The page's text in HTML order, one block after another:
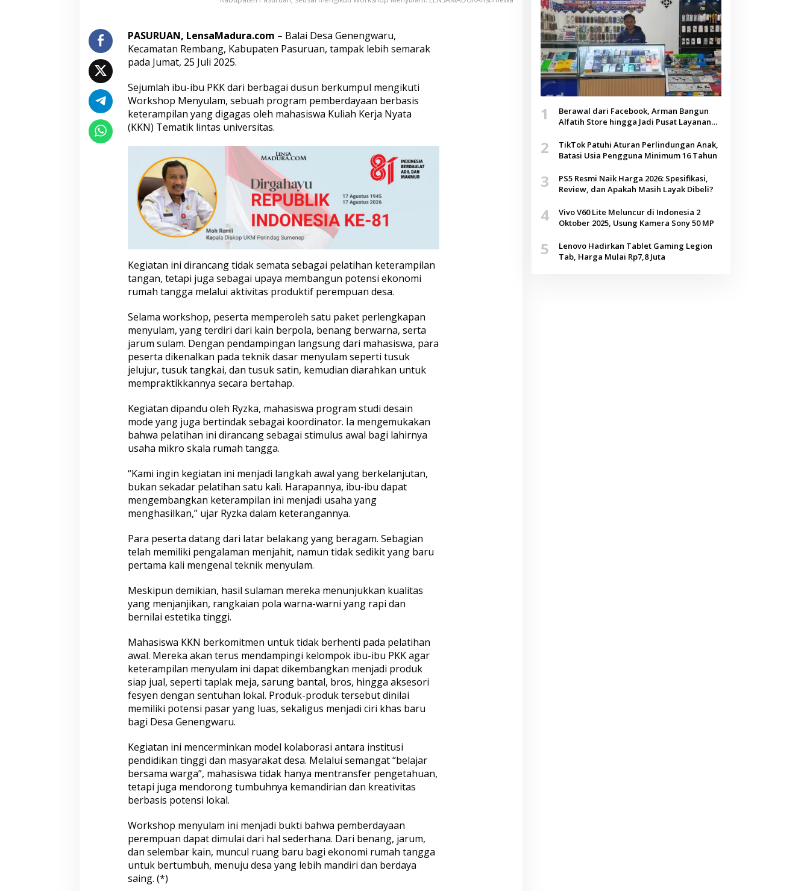
P
e
m
b
r
a
y
a
P
e
r
e
m
p
u
a
n
e
s
a
i
P
a
s
u
r
u
a
PASURUAN, LensaMadura.com – Balai Desa Genengwaru,
Kecamatan Rembang, Kabupaten Pasuruan, tampak lebih semarak
pada Jumat, 25 Juli 2025.
Sejumlah ibu-ibu PKK dari berbagai dusun berkumpul mengikuti
Workshop Menyulam, sebuah program pemberdayaan berbasis
keterampilan yang digagas oleh mahasiswa Kuliah Kerja Nyata
(KKN) Tematik lintas universitas.
Kegiatan ini dirancang tidak semata sebagai pelatihan keterampilan
tangan, tetapi juga sebagai upaya membangun potensi ekonomi
rumah tangga melalui aktivitas produktif perempuan desa.
Selama workshop, peserta memperoleh satu paket perlengkapan
menyulam, yang terdiri dari kain berpola, benang berwarna, serta
jarum sulam. Dengan pendampingan langsung dari mahasiswa, para
peserta dikenalkan pada teknik dasar menyulam seperti tusuk
jelujur, tusuk tangkai, dan tusuk satin, kemudian diarahkan untuk
mempraktikkannya secara bertahap.
Kegiatan dipandu oleh Ryzka, mahasiswa program studi desain
mode yang juga bertindak sebagai koordinator. Ia mengemukakan
bahwa pelatihan ini dirancang sebagai stimulus awal bagi lahirnya
usaha mikro skala rumah tangga.
“Kami ingin kegiatan ini menjadi langkah awal yang berkelanjutan,
bukan sekadar pelatihan satu kali. Harapannya, ibu-ibu dapat
mengembangkan keterampilan ini menjadi usaha yang
menghasilkan,” ujar Ryzka dalam keterangannya.
Para peserta datang dari latar belakang yang beragam. Sebagian
telah memiliki pengalaman menjahit, namun tidak sedikit yang baru
pertama kali mengenal teknik menyulam.
Meskipun demikian, hasil sulaman mereka menunjukkan kualitas
yang menjanjikan, rangkaian pola warna-warni yang rapi dan
bernilai estetika tinggi.
Mahasiswa KKN berkomitmen untuk tidak berhenti pada pelatihan
awal. Mereka akan terus mendampingi kelompok ibu-ibu PKK agar
keterampilan menyulam ini dapat dikembangkan menjadi produk
siap jual, seperti taplak meja, sarung bantal, bros, hingga aksesori
fesyen dengan sentuhan lokal. Produk-produk tersebut dinilai
memiliki potensi pasar yang luas, sekaligus menjadi ciri khas baru
bagi Desa Genengwaru.
Kegiatan ini mencerminkan model kolaborasi antara institusi
pendidikan tinggi dan masyarakat desa. Melalui semangat “belajar
bersama warga”, mahasiswa tidak hanya mentransfer pengetahuan,
tetapi juga mendorong tumbuhnya kemandirian dan kreativitas
berbasis potensi lokal.
Workshop menyulam ini menjadi bukti bahwa pemberdayaan
perempuan dapat dimulai dari hal sederhana. Dari benang, jarum,
dan selembar kain, muncul ruang baru bagi ekonomi rumah tangga
untuk bertumbuh, menuju desa yang lebih mandiri dan berdaya
saing. (*)
1
Berawal dari Facebook, Arman Bangun
Alfatih Store hingga Jadi Pusat Layanan
2
TikTok Patuhi Aturan Perlindungan Anak,
Batasi Usia Pengguna Minimum 16 Tahun
3
PS5 Resmi Naik Harga 2026: Spesifikasi,
Review, dan Apakah Masih Layak Dibeli?
4
Vivo V60 Lite Meluncur di Indonesia 2
Oktober 2025, Usung Kamera Sony 50 MP
5
Lenovo Hadirkan Tablet Gaming Legion
Tab, Harga Mulai Rp7,8 Juta